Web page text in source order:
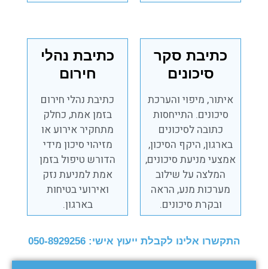
כתיבת סקר
סיכונים
איתור, מיפוי והערכת
סיכונים. התייחסות
כתובה לסיכונים
בארגון, היקף הסיכון,
אמצעי מניעת סיכונים,
המלצה על שילוב
מערכות מנע, הראה
ובקרת סיכונים.
כתיבת נהלי
חירום
כתיבת נהלי חירום
בזמן אמת, כחלק
מתחקיר אירוע או
מזיהוי סיכון מידי
הדורש טיפול בזמן
אמת למניעת נזק
ואירועי בטיחות
בארגון.
התקשרו אלינו לקבלת ייעוץ אישי: 050-8929256